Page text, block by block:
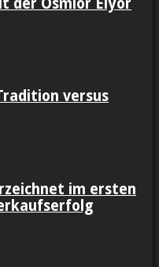
der Osmior Elyor
versus
im ersten